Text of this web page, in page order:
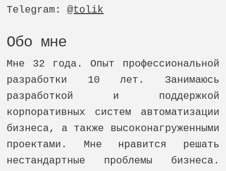
Telegram:@tolik
Обо мне
Мне 32 года. Опыт профессиональной
разработки 10 лет. Занимаюсь
разработкой и поддержкой
корпоративных систем автоматизации
бизнеса, а также высоконагруженными
проектами. Мне нравится решать
нестандартные проблемы бизнеса.